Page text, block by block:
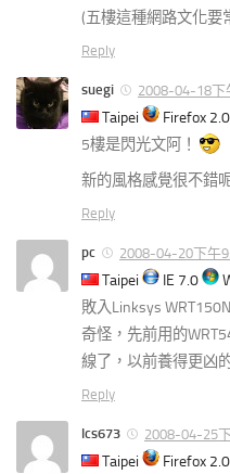
(五樓這種網路文化要
Reply
suegi 2008-04-18下
Taipei Firefox
5樓是閃光文阿！
新的風格感覺很不錯
Reply
pc 2008-04-20下午
Taipei IE 7.0
敗入Linksys
奇怪，先前用的
線了，以前養得更凶
Reply
lcs673 2008-04-25
Taipei Firefox